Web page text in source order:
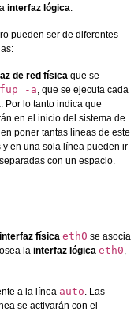
interfaz lógica.
pueden ser de diferentes
de red física que se
-a, que se ejecuta cada
Por lo tanto indica que
en el inicio del sistema de
poner tantas líneas de este
en una sola línea pueden ir
con un espacio.
interfaz física eth0 se asocia
la interfaz lógica eth0,
a la línea auto. Las
se activarán con el